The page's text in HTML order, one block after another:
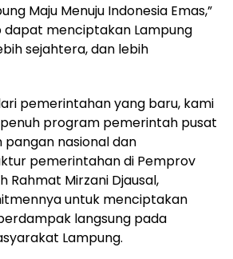
Maju Menuju Indonesia Emas,”
menciptakan Lampung
sejahtera, dan lebih
pemerintahan yang baru, kami
program pemerintah pusat
nasional dan
pemerintahan di Pemprov
Rahmat Mirzani Djausal,
untuk menciptakan
langsung pada
Lampung.